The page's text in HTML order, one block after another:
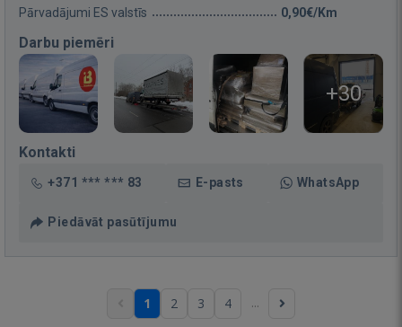
Pārvadājumi ES valstīs 0,90€/Km
Darbu piemēri
+30
Kontakti
+371 *** *** 83 E-pasts WhatsApp
Piedāvāt pasūtījumu
1 2 3 4 ...